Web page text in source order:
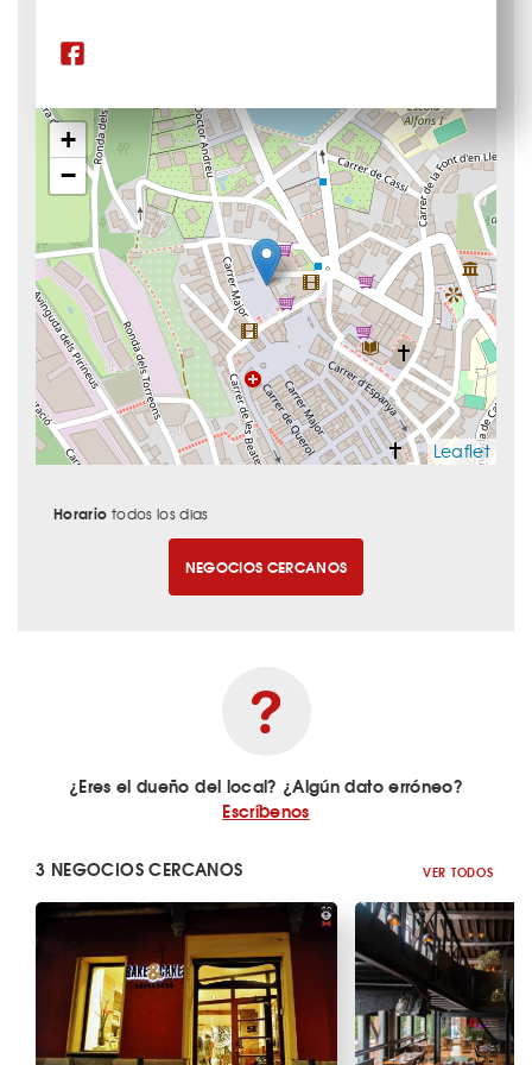
+
−
Leaflet
Horario todos los dias
NEGOCIOS CERCANOS
¿Eres el dueño del local? ¿Algún dato erróneo?
Escríbenos
3 NEGOCIOS CERCANOS VER TODOS